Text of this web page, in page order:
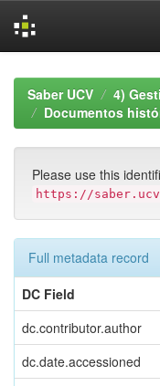
navigationSaber UCV
4)
Documentos
Please use this
https://
Full metadata record
DC Field
dc.contributor.author
dc.date.accessioned